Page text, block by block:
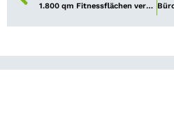
1.800 qm Fitnessflächen vermietet